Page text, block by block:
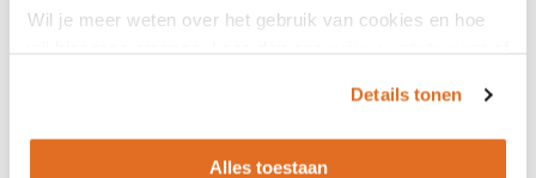
Wil je meer weten over het gebruik van cookies en hoe
Details tonen
Alles toestaan
Microbiologische Laboratoria met de gestandaardiseerde codes en